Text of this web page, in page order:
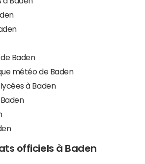
Baden
météo de Baden
à Baden
officiels à Baden